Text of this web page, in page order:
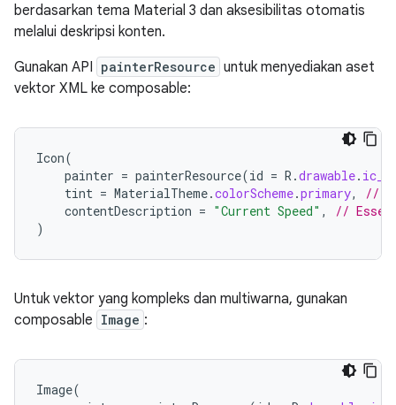
berdasarkan tema Material 3 dan aksesibilitas otomatis
melalui deskripsi konten.
Gunakan API painterResource untuk menyediakan aset
vektor XML ke composable:
Icon(
painter = painterResource(id = R .drawable.
tint = MaterialTheme.colorScheme.primary,
//
contentDescription = "Current Speed" ,
//
)
Untuk vektor yang kompleks dan multiwarna, gunakan
composable Image :
Image(